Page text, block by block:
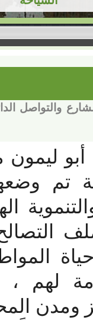
والتواصل
ليمون
وضعها
التصالح
لهم ،